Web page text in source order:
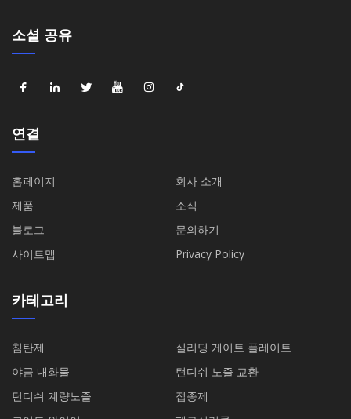
소셜 공유
연결
홈페이지
회사 소개
제품
소식
블로그
문의하기
사이트맵
Privacy Policy
카테고리
침탄제
실리딩 게이트 플레이트
야금 내화물
턴디쉬 노즐 교환
턴디쉬 계량노즐
접종제